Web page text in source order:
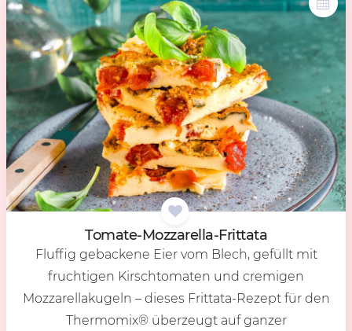
To­ma­te-Moz­za­rel­la-Frit­ta­ta
Fluffig gebackene Eier vom Blech, gefüllt mit
fruchtigen Kirschtomaten und cremigen
Mozzarellakugeln – dieses Frittata-Rezept für den
Thermomix® überzeugt auf ganzer